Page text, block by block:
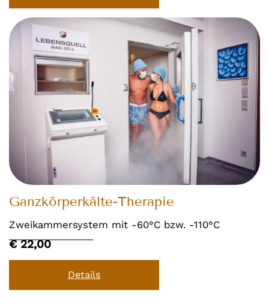
Ganzkörperkälte-Therapie
Zweikammersystem mit -60°C bzw. -110°C
€ 22,00
Details